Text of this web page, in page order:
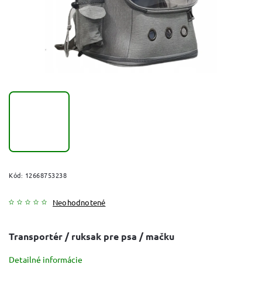
Kód: 12668753238
Neohodnotené
Transportér / ruksak pre psa / mačku
Detailné informácie